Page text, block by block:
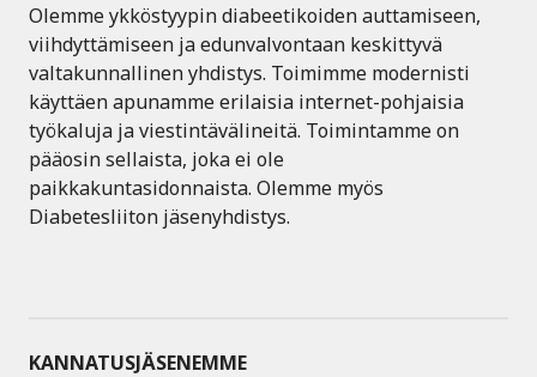
Olemme ykköstyypin diabeetikoiden auttamiseen,
viihdyttämiseen ja edunvalvontaan keskittyvä
valtakunnallinen yhdistys. Toimimme modernisti
käyttäen apunamme erilaisia internet-pohjaisia
työkaluja ja viestintävälineitä. Toimintamme on
pääosin sellaista, joka ei ole
paikkakuntasidonnaista. Olemme myös
Diabetesliiton jäsenyhdistys.
KANNATUSJÄSENEMME